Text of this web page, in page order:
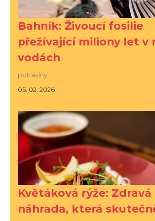
Bahník: Živoucí fosilie
přežívající miliony let v
vodách
potraviny
05. 02. 2026
Květáková rýže: Zdravá
náhrada, která